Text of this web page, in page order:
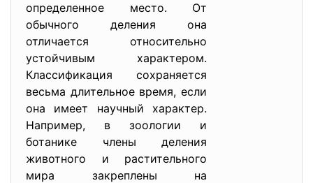
определенное место. От
обычного деления она
отличается относительно
устойчивым характером.
Классификация сохраняется
весьма длительное время, если
она имеет научный характер.
Например, в зоологии и
ботанике члены деления
животного и растительного
мира закреплены на